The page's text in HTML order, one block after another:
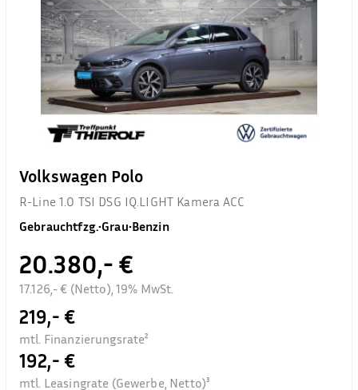
Volkswagen Polo
R-Line 1.0 TSI DSG IQ.LIGHT Kamera ACC
Gebrauchtfzg.•Grau•Benzin
20.380,- €
17.126,- € (Netto), 19% MwSt.
219,- €
mtl. Finanzierungsrate²
192,- €
mtl. Leasingrate (Gewerbe, Netto)³